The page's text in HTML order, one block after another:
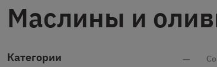
Маслины и
Категории